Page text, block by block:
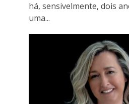
há, sensivelmente, dois
uma...